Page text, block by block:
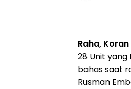
Raha,
28 Unit
bahas saat
Rusman